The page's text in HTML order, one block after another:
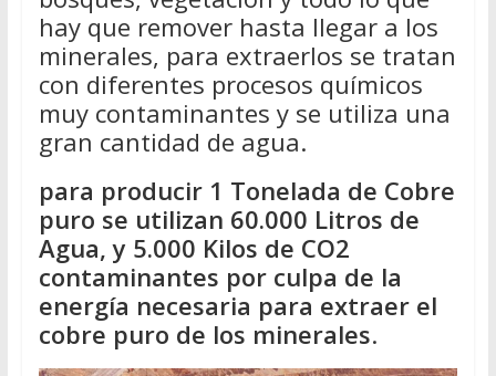
hay que remover hasta llegar a los
minerales, para extraerlos se tratan
con diferentes procesos químicos
muy contaminantes y se utiliza una
gran cantidad de agua.
para producir 1 Tonelada de Cobre
puro se utilizan 60.000 Litros de
Agua, y 5.000 Kilos de CO2
contaminantes por culpa de la
energía necesaria para extraer el
cobre puro de los minerales.